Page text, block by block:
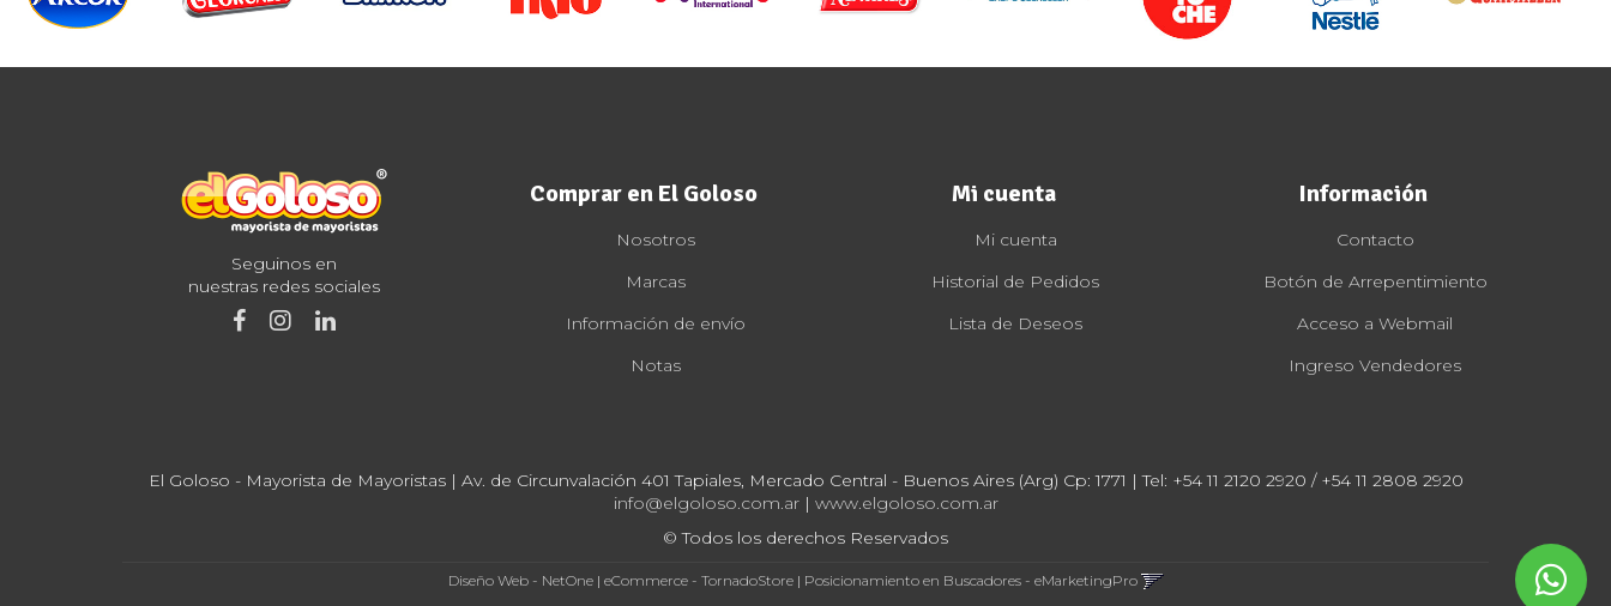
Seguinos en
nuestras redes sociales
Comprar en El Goloso
Nosotros
Marcas
Información de envío
Notas
Mi cuenta
Mi cuenta
Historial de Pedidos
Lista de Deseos
Información
Contacto
Botón de Arrepentimiento
Acceso a Webmail
Ingreso Vendedores
El Goloso - Mayorista de Mayoristas | Av. de Circunvalación 401 Tapiales, Mercado Central - Buenos Aires (Arg) Cp: 1771 | Tel: +54 11 2120 2920 / +54 11 2808 2920
info@elgoloso.com.ar| www.elgoloso.com.ar
© Todos los derechos Reservados
Diseño Web - NetOne| eCommerce - TornadoStore| Posicionamiento en Buscadores - eMarketingPro